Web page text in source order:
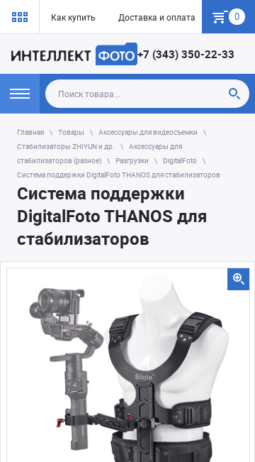
Как купить Доставка и оплата Гарантия
0
+7 (343) 350-22-33
Главная Товары
Аксессуары для видеосъемки
Стабилизаторы ZHIYUN и др.
Аксессуары для
стабилизаторов (разное)
Разгрузки
DigitalFoto
Система поддержки DigitalFoto THANOS для стабилизаторов
Система поддержки
DigitalFoto THANOS для
стабилизаторов